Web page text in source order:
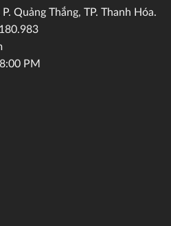
Quảng Thắng, TP. Thanh Hóa.
PM